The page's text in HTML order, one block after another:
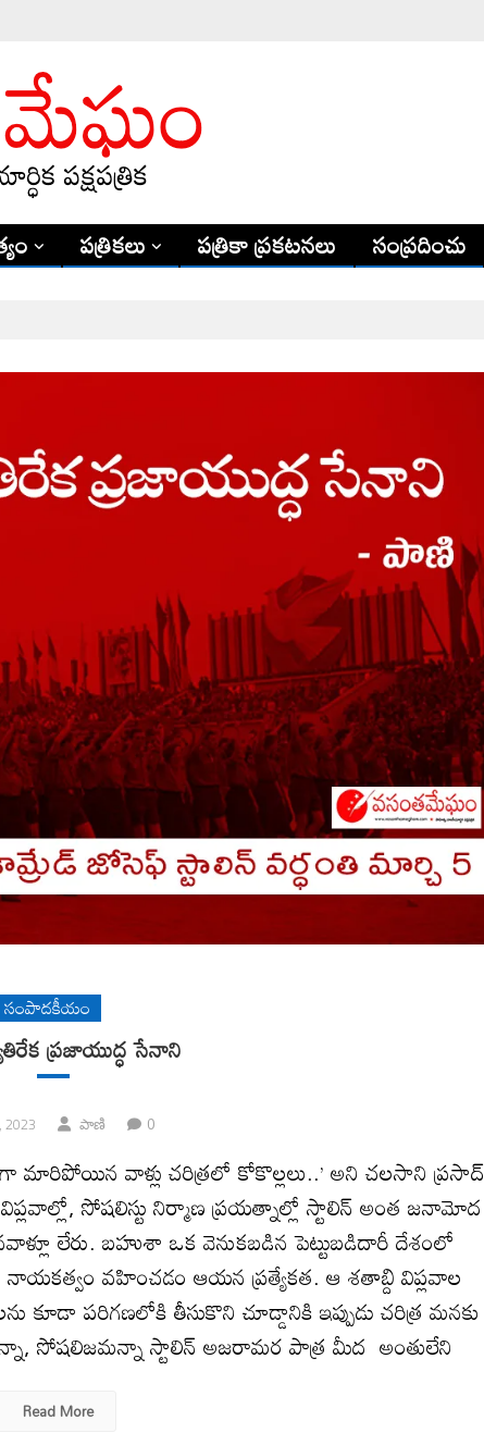
పత్రికలు పత్రికా ప్రకటనలు సంప్రదించు
సంపాదకీయం
ప్రజాయుద్ధ సేనాని
2023 పాణి 0
మారిపోయిన వాళ్లు చరిత్రలో కోకొల్లలు..’ అని చలసాని ప్రసాద్‌
సోషలిస్టు నిర్మాణ ప్రయత్నాల్లో స్టాలిన్‌ అంత జనామోద
లేరు. బహుశా ఒక వెనుకబడిన పెట్టుబడిదారీ దేశంలో
వహించడం ఆయన ప్రత్యేకత. ఆ శతాబ్ది విప్లవాల
కూడా పరిగణలోకి తీసుకొని చూడ్డానికి ఇప్పుడు చరిత్ర మనకు
సోషలిజమన్నా స్టాలిన్‌ అజరామర పాత్ర మీద అంతులేని
Read More